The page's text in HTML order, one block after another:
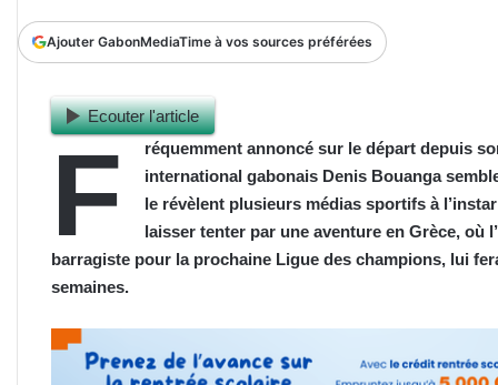
Ajouter GabonMediaTime à vos sources préférées
Ecouter l'article
F
réquemment annoncé sur le départ depuis
international gabonais Denis Bouanga
le révèlent plusieurs médias sportifs à
laisser tenter par une aventure en Grèce, où
barragiste pour la prochaine Ligue des champions, lui
semaines.